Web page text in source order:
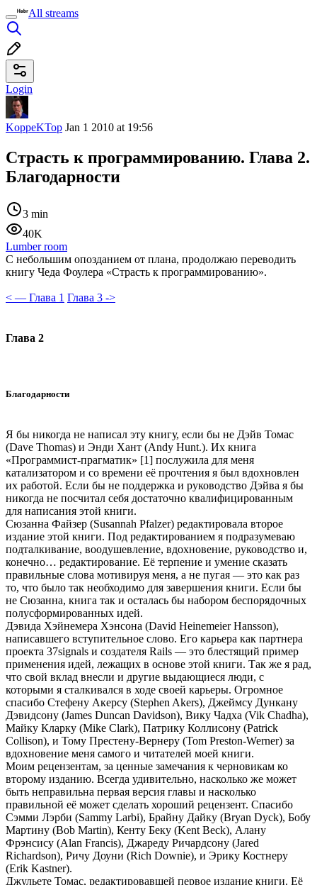
All streams
Login
KoppeKTop Jan 1 2010 at 19:56
Страсть к программированию. Глава 2.
Благодарности
3 min
40K
Lumber room
С небольшим опозданием от плана, продолжаю переводить
книгу Чеда Фоулера «Страсть к программированию».
< — Глава 1 Глава 3 ->
Глава 2
Благодарности
Я бы никогда не написал эту книгу, если бы не Дэйв Томас
(Dave Thomas) и Энди Хант (Andy Hunt.). Их книга
«Программист-прагматик» [1] послужила для меня
катализатором и со времени её прочтения я был вдохновлен
их работой. Если бы не поддержка и руководство Дэйва я бы
никогда не посчитал себя достаточно квалифицированным
для написания этой книги.
Сюзанна Файзер (Susannah Pfalzer) редактировала второе
издание этой книги. Под редактированием я подразумеваю
подталкивание, воодушевление, вдохновение, руководство и,
конечно… редактирование. Её терпение и умение сказать
правильные слова мотивируя меня, а не пугая — это как раз
то, что было так необходимо для завершения книги. Если бы
не Сюзанна, книга так и осталась бы набором беспорядочных
полусформированных идей.
Дэвида Хэйнемера Хэнсона (David Heinemeier Hansson),
написавшего вступительное слово. Его карьера как партнера
проекта 37signals и создателя Rails — это блестящий пример
применения идей, лежащих в основе этой книги. Так же я рад,
что свой вклад внесли и другие выдающиеся люди, с
которыми я сталкивался в ходе своей карьеры. Огромное
спасибо Стефену Акерсу (Stephen Akers), Джеймсу Дункану
Дэвидсону (James Duncan Davidson), Вику Чадха (Vik Chadha),
Майку Кларку (Mike Clark), Патрику Коллисону (Patrick
Collison), и Тому Престену-Вернеру (Tom Preston-Werner) за
вдохновение меня самого и читателей моей книги.
Моим рецензентам, за ценные замечания к черновикам ко
второму изданию. Всегда удивительно, насколько же может
быть неправильна первая версия главы и насколько
правильной её может сделать хороший рецензент. Спасибо
Сэмми Лэрби (Sammy Larbi), Брайну Дайку (Bryan Dyck), Бобу
Мартину (Bob Martin), Кенту Беку (Kent Beck), Алану
Фрэнсису (Alan Francis), Джареду Ричардсону (Jared
Richardson), Ричу Доуни (Rich Downie), и Эрику Костнеру
(Erik Kastner).
Джульете Томас, редактировавшей первое издание книги. Её